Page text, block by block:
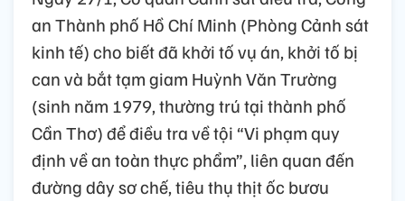
an Thành phố Hồ Chí Minh (Phòng Cảnh sát
kinh tế) cho biết đã khởi tố vụ án, khởi tố bị
can và bắt tạm giam Huỳnh Văn Trường
(sinh năm 1979, thường trú tại thành phố
Cần Thơ) để điều tra về tội “Vi phạm quy
định về an toàn thực phẩm”, liên quan đến
đường dây sơ chế, tiêu thụ thịt ốc bươu